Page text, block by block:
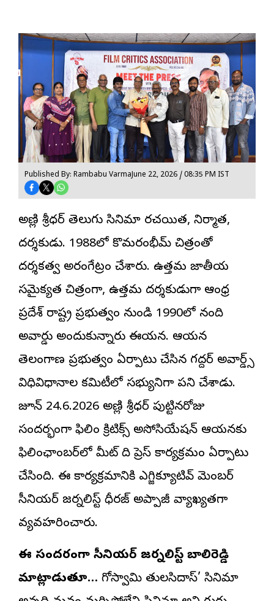
Published By: Rambabu VarmaJune 22, 2026 / 08:35 PM IST
అల్లాణి శ్రీధర్ తెలుగు సినిమా రచయిత, నిర్మాత,
దర్శకుడు. 1988లో కొమరంభీమ్ చిత్రంతో
దర్శకత్వ అరంగేట్రం చేశారు. ఉత్తమ జాతీయ
సమైక్యత చిత్రంగా, ఉత్తమ దర్శకుడుగా ఆంధ్ర
ప్రదేశ్ రాష్ట్ర ప్రభుత్వం నుండి 1990లో నంది
అవార్డు అందుకున్నారు ఈయన. ఆయన
తెలంగాణ ప్రభుత్వం ఏర్పాటు చేసిన గద్దర్‌ అవార్డ్స్‌
విధివిధానాల కమిటీలో సభ్యునిగా పని చేశాడు.
జూన్‌ 24.6.2026 అల్లాణి శ్రీధర్‌ పుట్టినరోజు
సందర్భంగా ఫిలిం క్రిటిక్స్‌ అసోసియేషన్‌ ఆయనకు
ఫిలింఛాంబర్‌లో మీట్‌ ది ప్రెస్‌ కార్యక్రమం ఏర్పాటు
చేసింది. ఈ కార్యక్రమానికి ఎగ్జిక్యూటివ్‌ మెంబర్‌
సీనియర్‌ జర్నలిస్ట్‌ ధీరజ్‌ అప్పాజీ వ్యాఖ్యతగా
వ్యవహరించారు.
ఈ సందర్భంగా సీనియర్‌ జర్నలిస్ట్‌ బాలిరెడ్డి
మాట్లాడుతూ… గోస్వామి తులసిదాస్‌’ సినిమా